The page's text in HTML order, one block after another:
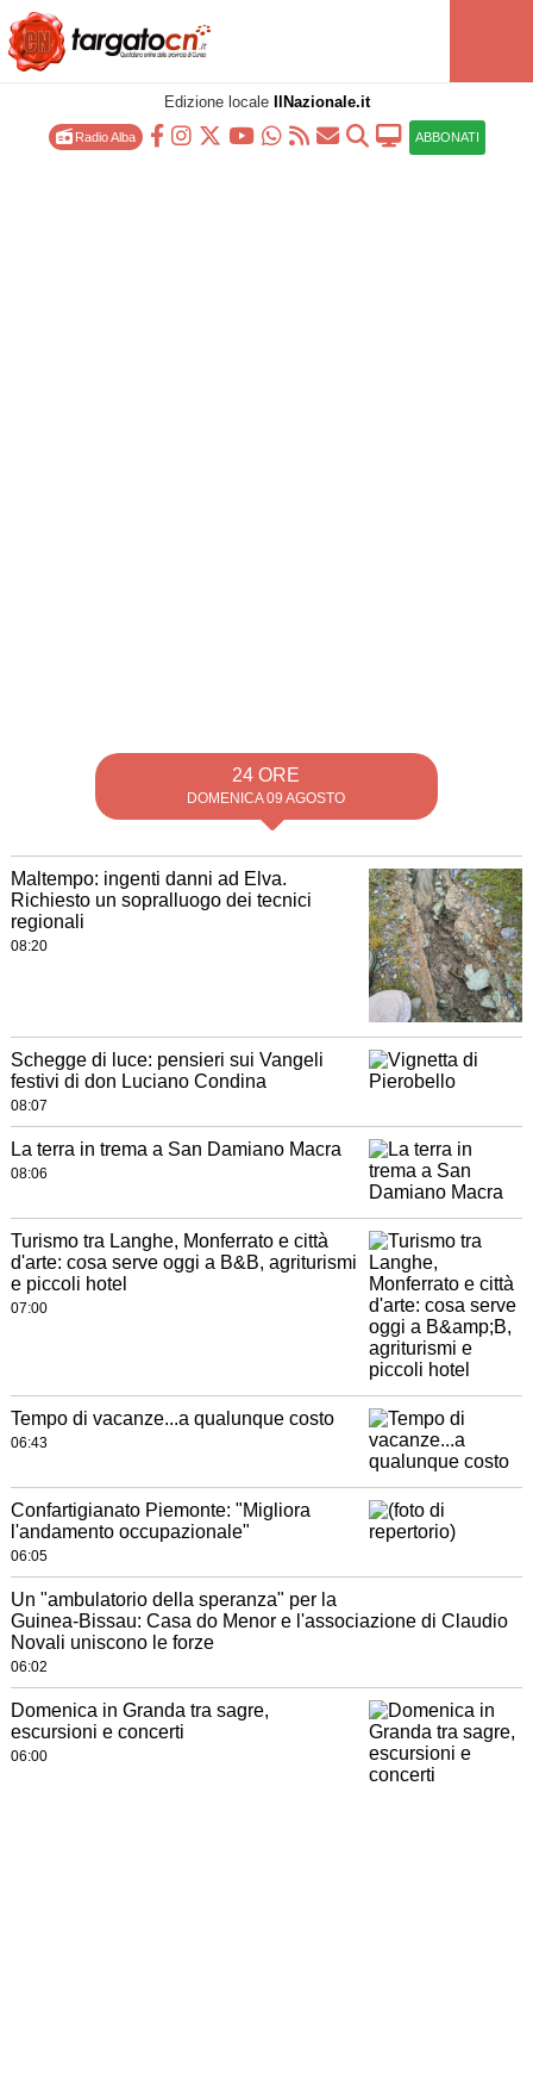
Edizione locale IlNazionale.it
Radio Alba ABBONATI
24 ORE
DOMENICA 09 AGOSTO
Maltempo: ingenti danni ad Elva.
Richiesto un sopralluogo dei tecnici
regionali
08:20
Schegge di luce: pensieri sui Vangeli
festivi di don Luciano Condina
08:07
La terra in trema a San Damiano Macra
08:06
Turismo tra Langhe, Monferrato e città
d'arte: cosa serve oggi a B&B, agriturismi
e piccoli hotel
07:00
Tempo di vacanze...a qualunque costo
06:43
Confartigianato Piemonte: "Migliora
l'andamento occupazionale"
06:05
Un "ambulatorio della speranza" per la
Guinea-Bissau: Casa do Menor e l'associazione di Claudio
Novali uniscono le forze
06:02
Domenica in Granda tra sagre,
escursioni e concerti
06:00